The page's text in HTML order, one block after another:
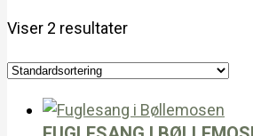
Viser 2 resultater